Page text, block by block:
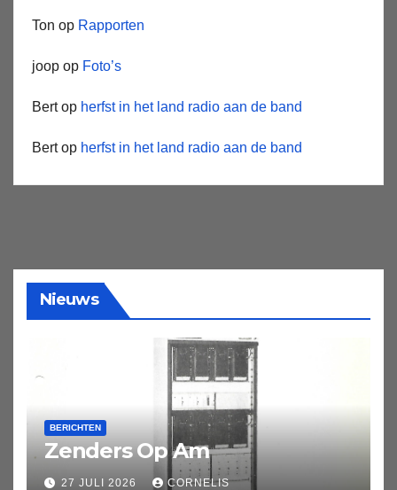
Ton op Rapporten
joop op Foto’s
Bertop herfst in het land radio aan de band
Bertop herfst in het land radio aan de band
Nieuws
BERICHTEN
Zenders Op Am
27 JULI 2026 CORNELIS